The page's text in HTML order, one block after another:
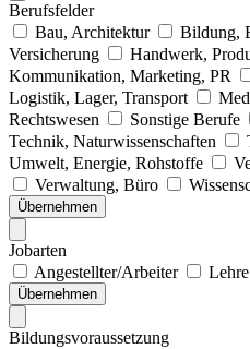
Berufsfelder
Bau, Architektur
Bildung,
Versicherung
Handwerk,
Kommunikation, Marketing, PR
Logistik, Lager, Transport
Rechtswesen
Sonstige Berufe
Technik, Naturwissenschaften
Umwelt, Energie, Rohstoffe
Verwaltung, Büro
Übernehmen
Jobarten
Angestellter/Arbeiter
Lehre
Übernehmen
Bildungsvoraussetzung